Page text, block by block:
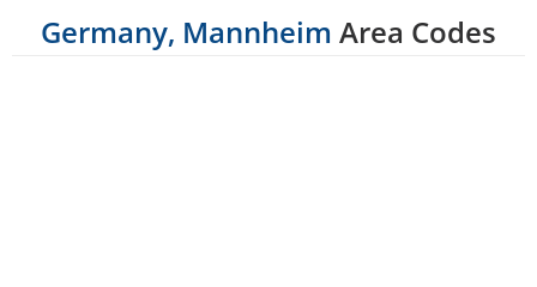
Germany, Mannheim Area Codes